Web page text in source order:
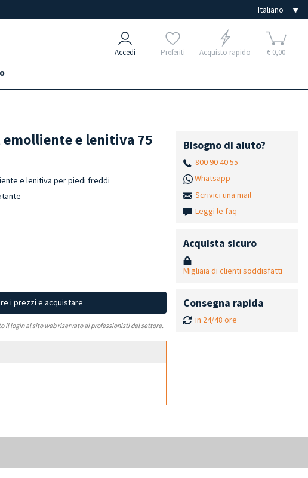
Accedi Preferiti Acquisto rapido € 0,00
e lenitiva 75
e lenitiva per piedi freddi
i prezzi e acquistare
il login al sito web riservato ai professionisti del settore.
Bisogno di aiuto?
800 90 40 55
Whatsapp
Scrivici una mail
Leggi le faq
Acquista sicuro
Migliaia di clienti soddisfatti
Consegna rapida
in 24/48 ore